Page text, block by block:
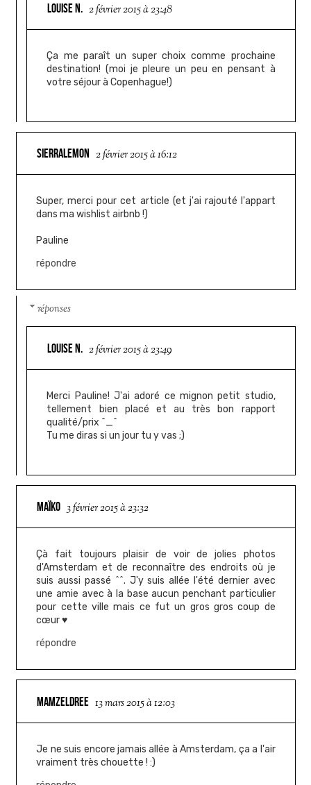
LOUISE N. 2 février 2015 à 23:48
Ça me paraît un super choix comme prochaine
destination! (moi je pleure un peu en pensant à
votre séjour à Copenhague!)
SIERRALEMON 2 février 2015 à 16:12
Super, merci pour cet article (et j'ai rajouté l'appart
dans ma wishlist airbnb !)
Pauline
répondre
réponses
LOUISE N. 2 février 2015 à 23:49
Merci Pauline! J'ai adoré ce mignon petit studio,
tellement bien placé et au très bon rapport
qualité/prix ^_^
Tu me diras si un jour tu y vas ;)
MAÏKO 3 février 2015 à 23:32
Çà fait toujours plaisir de voir de jolies photos
d'Amsterdam et de reconnaître des endroits où je
suis aussi passé ^^. J'y suis allée l'été dernier avec
une amie avec à la base aucun penchant particulier
pour cette ville mais ce fut un gros gros coup de
cœur ♥
répondre
MAMZELDREE 13 mars 2015 à 12:03
Je ne suis encore jamais allée à Amsterdam, ça a l'air
vraiment très chouette ! :)